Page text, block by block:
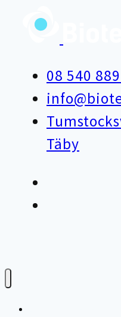
08 540
Täby